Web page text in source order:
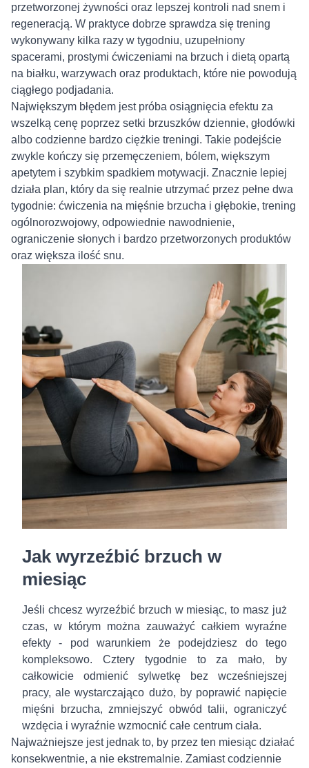
przetworzonej żywności oraz lepszej kontroli nad snem i
regeneracją. W praktyce dobrze sprawdza się trening
wykonywany kilka razy w tygodniu, uzupełniony
spacerami, prostymi ćwiczeniami na brzuch i dietą opartą
na białku, warzywach oraz produktach, które nie powodują
ciągłego podjadania.
Największym błędem jest próba osiągnięcia efektu za
wszelką cenę poprzez setki brzuszków dziennie, głodówki
albo codzienne bardzo ciężkie treningi. Takie podejście
zwykle kończy się przemęczeniem, bólem, większym
apetytem i szybkim spadkiem motywacji. Znacznie lepiej
działa plan, który da się realnie utrzymać przez pełne dwa
tygodnie: ćwiczenia na mięśnie brzucha i głębokie, trening
ogólnorozwojowy, odpowiednie nawodnienie,
ograniczenie słonych i bardzo przetworzonych produktów
oraz większa ilość snu.
Jak wyrzeźbić brzuch w
miesiąc
Jeśli chcesz wyrzeźbić brzuch w miesiąc, to masz już
czas, w którym można zauważyć całkiem wyraźne
efekty - pod warunkiem że podejdziesz do tego
kompleksowo. Cztery tygodnie to za mało, by
całkowicie odmienić sylwetkę bez wcześniejszej
pracy, ale wystarczająco dużo, by poprawić napięcie
mięśni brzucha, zmniejszyć obwód talii, ograniczyć
wzdęcia i wyraźnie wzmocnić całe centrum ciała.
Najważniejsze jest jednak to, by przez ten miesiąc działać
konsekwentnie, a nie ekstremalnie. Zamiast codziennie